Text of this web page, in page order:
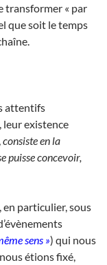
transformer « par
que soit le temps
attentifs
leur existence
consiste en la
puisse concevoir,
particulier, sous
sens ») qui nous
étions fixé,